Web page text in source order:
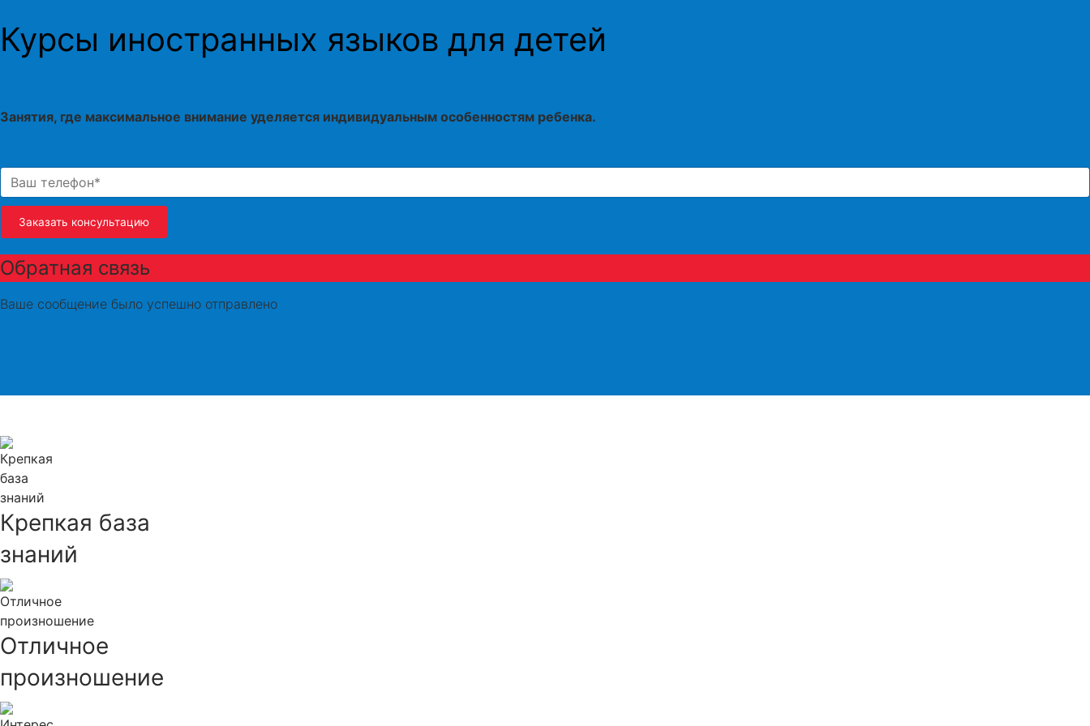
Курсы иностранных языков для детей
Занятия, где максимальное внимание уделяется индивидуальным особенностям ребенка.
Заказать консультацию
Обратная связь
Ваше сообщение было успешно отправлено
Крепкая база
знаний
Отличное
произношение